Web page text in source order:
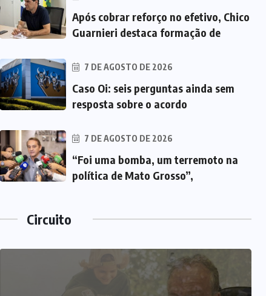
Após cobrar reforço no efetivo, Chico
Guarnieri destaca formação de
7 DE AGOSTO DE 2026
Caso Oi: seis perguntas ainda sem
resposta sobre o acordo
7 DE AGOSTO DE 2026
“Foi uma bomba, um terremoto na
política de Mato Grosso”,
Circuito